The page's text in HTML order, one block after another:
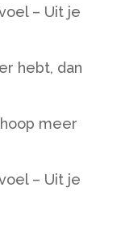
– Uit je
hebt, dan
meer
– Uit je